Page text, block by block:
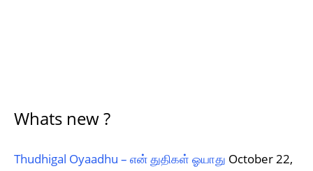
Whats new ?
Thudhigal Oyaadhu – என் துதிகள் ஓயாது October 22,